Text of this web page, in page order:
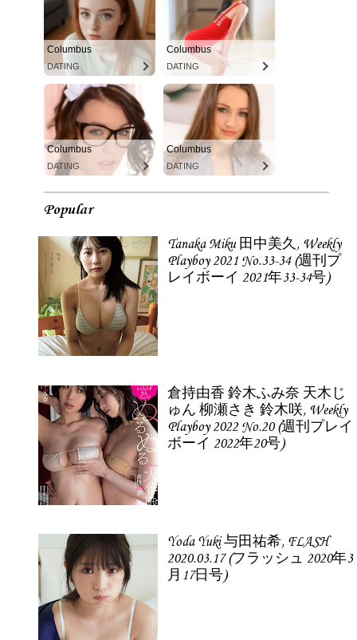
Columbus
DATING
Columbus
DATING
Columbus
DATING
Columbus
DATING
Popular
Tanaka Miku 田中美久, Weekly
Playboy 2021 No.33-34 (週刊プ
レイボーイ 2021年33-34号)
倉持由香 鈴木ふみ奈 天木じ
ゅん 柳瀬さき 鈴木咲, Weekly
Playboy 2022 No.20 (週刊プレイ
ボーイ 2022年20号)
Yoda Yuki 与田祐希, FLASH
2020.03.17 (フラッシュ 2020年3
月17日号)